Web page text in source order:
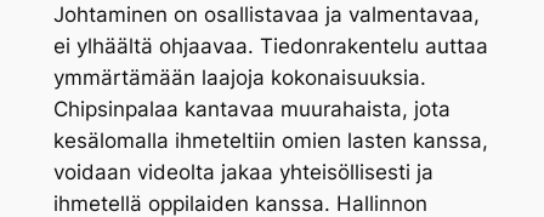
Johtaminen on osallistavaa ja valmentavaa,
ei ylhäältä ohjaavaa. Tiedonrakentelu auttaa
ymmärtämään laajoja kokonaisuuksia.
Chipsinpalaa kantavaa muurahaista, jota
kesälomalla ihmeteltiin omien lasten kanssa,
voidaan videolta jakaa yhteisöllisesti ja
ihmetellä oppilaiden kanssa. Hallinnon